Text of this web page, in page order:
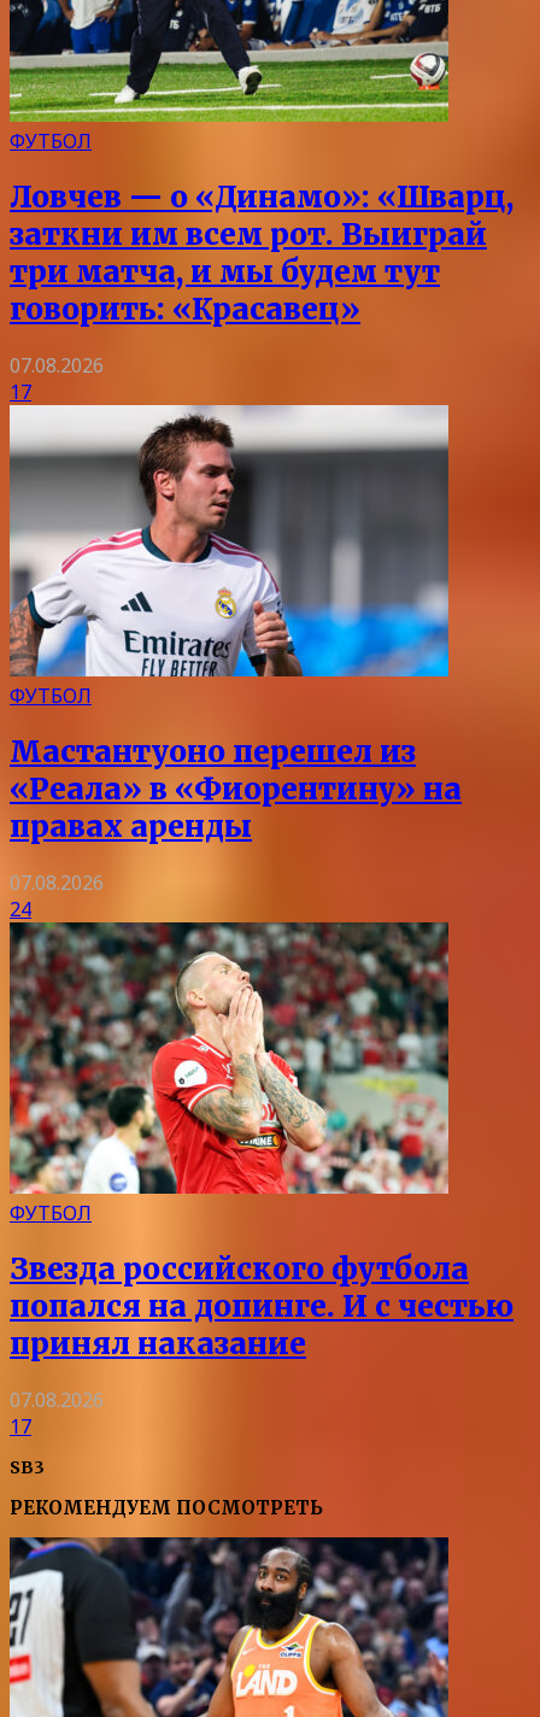
ФУТБОЛ
Ловчев — о «Динамо»: «Шварц,
заткни им всем рот. Выиграй
три матча, и мы будем тут
говорить: «Красавец»
07.08.2026
17
ФУТБОЛ
Мастантуоно перешел из
«Реала» в «Фиорентину» на
правах аренды
07.08.2026
24
ФУТБОЛ
Звезда российского футбола
попался на допинге. И с честью
принял наказание
07.08.2026
17
SB3
РЕКОМЕНДУЕМ ПОСМОТРЕТЬ